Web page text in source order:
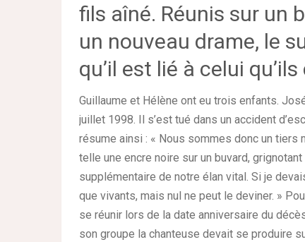
fils aîné. Réunis sur un
un nouveau drame, le
qu’il est lié à celui
Guillaume et Hélène ont eu trois enfants.
juillet 1998. Il s’est tué dans un accident
résume ainsi : « Nous sommes donc un tiers
telle une encre noire sur un buvard,
supplémentaire de notre élan vital. Si je
que vivants, mais nul ne peut le deviner. »
se réunir lors de la date anniversaire du
son groupe la chanteuse devait se produire